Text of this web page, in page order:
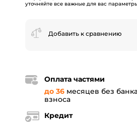
уточняйте все важные для вас
Добавить к сравнению
Оплата частями
до 36 месяцев без
взноса
Кредит